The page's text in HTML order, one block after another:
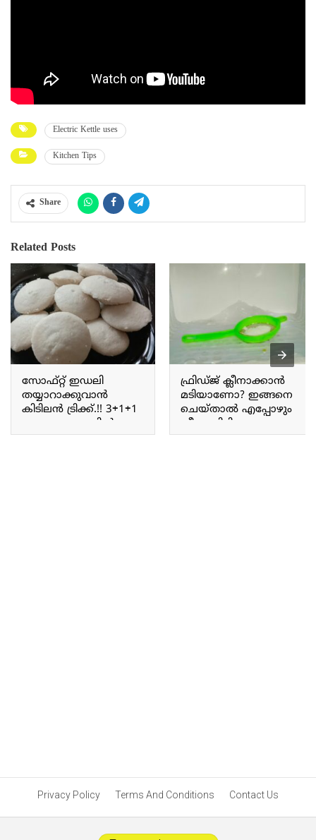
Electric Kettle uses
Kitchen Tips
Share
Related Posts
സോഫ്റ്റ് ഇഡലി
തയ്യാറാക്കുവാൻ
കിടിലൻ ട്രിക്ക്.!! 3+1+1
ഈ ഒരു അളവിൽ
ഇഡലി ഉണ്ടാക്കി
ഫ്രിഡ്ജ് ക്ലീനാക്കാൻ
മടിയാണോ? ഇങ്ങനെ
ചെയ്താൽ എപ്പോഴും
ക്ലീനായിരിക്കും; ഒരു
വർഷത്തേക്ക് ഇനി
Privacy Policy Terms And Conditions Contact Us